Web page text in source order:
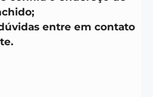
entre em contato